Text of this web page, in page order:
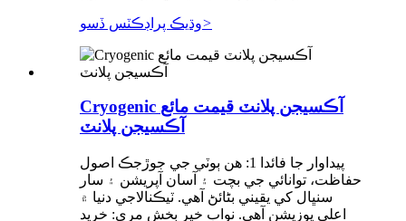
وڌيڪ پراڊڪٽس ڏسو>
Cryogenic آڪسيجن پلانٽ قيمت مائع
آڪسيجن پلانٽ
پيداوار جا فائدا 1: هن ٻوٽي جي جوڙجڪ اصول
حفاظت، توانائي جي بچت ۽ آسان آپريشن ۽ سار
سنڀال کي يقيني بڻائڻ آهي. ٽيڪنالاجي دنيا ۾
اعلي پوزيشن آهي. نواب خير بخش مري: خريد